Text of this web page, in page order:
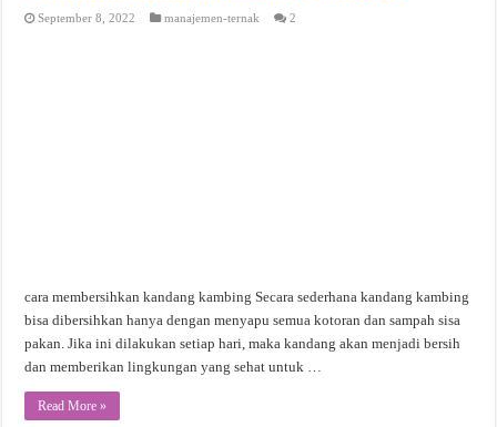
September 8, 2022 manajemen-ternak 2
cara membersihkan kandang kambing Secara sederhana kandang kambing
bisa dibersihkan hanya dengan menyapu semua kotoran dan sampah sisa
pakan. Jika ini dilakukan setiap hari, maka kandang akan menjadi bersih
dan memberikan lingkungan yang sehat untuk …
Read More »